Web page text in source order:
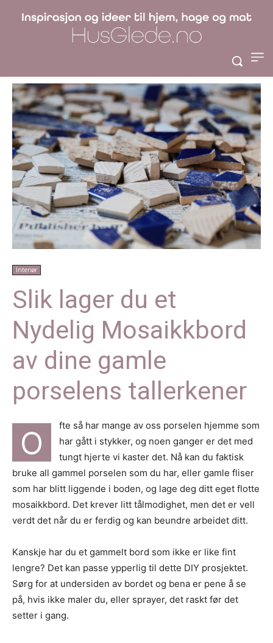
porselens
Interiør
Slik lager du et
Nydelig Mosaikkbord
av dine gamle
porselens tallerkener
O
fte så har mange av oss porselen hjemme som
har gått i stykker, og noen ganger er det med
tungt hjerte vi kaster det. Nå kan du faktisk
bruke all gammel porselen som du har, eller gamle fliser
som har blitt liggende i boden, og lage deg ditt eget flotte
mosaikkbord. Det krever litt tålmodighet, men det er vell
verdt det når du er ferdig og kan beundre arbeidet ditt.
Kanskje har du et gammelt bord som ikke er like fint
lengre? Det kan passe ypperlig til dette DIY prosjektet.
Sørg for at undersiden av bordet og bena er pene å se
på, hvis ikke maler du, eller sprayer, det raskt før det
setter i gang.